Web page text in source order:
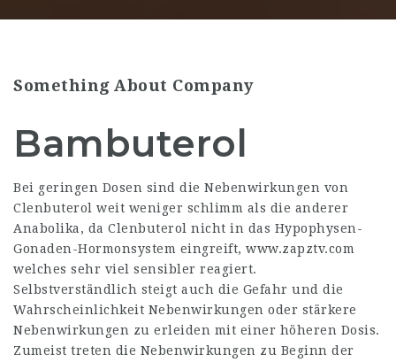
Something About Company
Bambuterol
Bei geringen Dosen sind die Nebenwirkungen von
Clenbuterol weit weniger schlimm als die anderer
Anabolika, da Clenbuterol nicht in das Hypophysen-
Gonaden-Hormonsystem eingreift, www.zapztv.com
welches sehr viel sensibler reagiert.
Selbstverständlich steigt auch die Gefahr und die
Wahrscheinlichkeit Nebenwirkungen oder stärkere
Nebenwirkungen zu erleiden mit einer höheren Dosis.
Zumeist treten die Nebenwirkungen zu Beginn der